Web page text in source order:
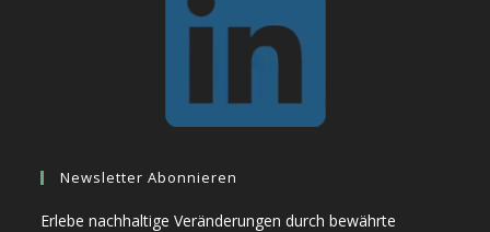
Newsletter Abonnieren
Erlebe nachhaltige Veränderungen durch bewährte